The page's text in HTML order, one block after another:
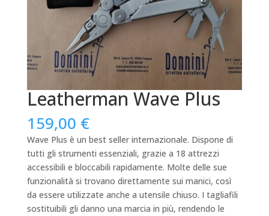
Leatherman Wave Plus
159,00 €
Wave Plus è un best seller internazionale. Dispone di
tutti gli strumenti essenziali, grazie a 18 attrezzi
accessibili e bloccabili rapidamente. Molte delle sue
funzionalità si trovano direttamente sui manici, così
da essere utilizzate anche a utensile chiuso. I tagliafili
sostituibili gli danno una marcia in più, rendendo le